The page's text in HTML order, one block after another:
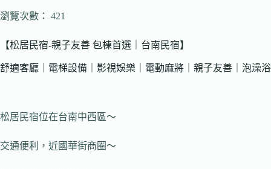
瀏覽次數： 421
【松居民宿-親子友善 包棟首選｜台南民宿】
舒適客廳｜電梯設備｜影視娛樂｜電動麻將｜親子友善｜泡澡
松居民宿位在台南中西區～
交通便利，近國華街商圈～